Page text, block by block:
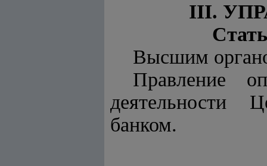
III.
Высшим
Правление
деятельности
банком.